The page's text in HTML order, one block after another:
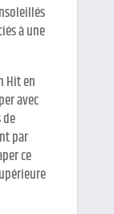
à une
Hit en
avec
par
ce